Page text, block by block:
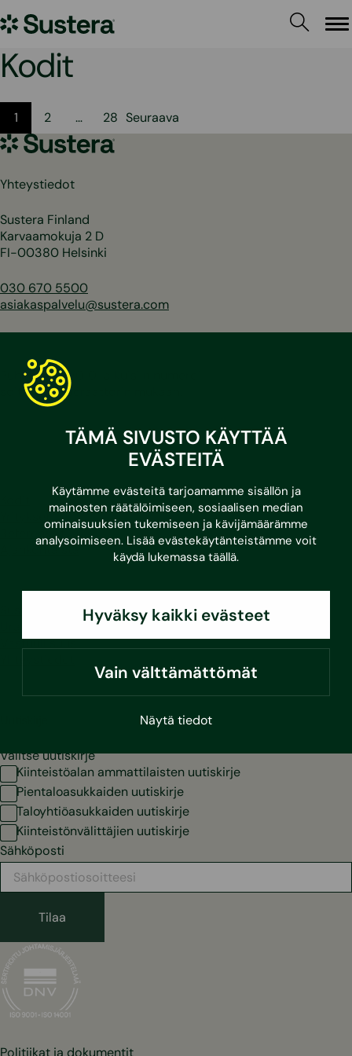
TÄMÄ SIVUSTO KÄYTTÄÄ
EVÄSTEITÄ
Käytämme evästeitä tarjoamamme sisällön ja
mainosten räätälöimiseen, sosiaalisen median
ominaisuuksien tukemiseen ja kävijämäärämme
analysoimiseen. Lisää evästekäytänteistämme voit
käydä lukemassa täällä.
Hyväksy kaikki evästeet
Vain välttämättömät
Näytä tiedot
sisältöön
Sustera
Kodit
Artikkelien
sivutus
1 2 … 28 Seuraava
Sustera
Yhteystiedot
Sustera Finland
Karvaamokuja 2 D
FI-00380 Helsinki
030 670 5500
asiakaspalvelu@sustera.com
Puhelut 030/010-alkuisiin numeroihin hinnoitellaan
soittavan operaattorin mukaan.
Facebook
Instagram
Youtube
Yritykset
Referenssit
Ajankohtaista
Vastuullisuus
Valitse uutiskirje
Kiinteistöalan ammattilaisten uutiskirje
Pientaloasukkaiden uutiskirje
Taloyhtiöasukkaiden uutiskirje
Kiinteistönvälittäjien uutiskirje
Sähköposti